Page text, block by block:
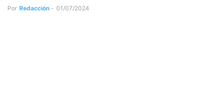
Por Redacción - 01/07/2024